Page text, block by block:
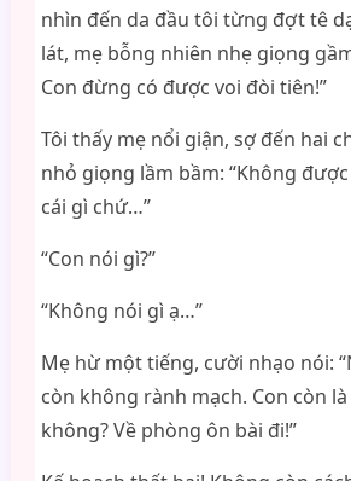
nhìn đến da đầu tôi từng đợt tê
lát, mẹ bỗng nhiên nhẹ giọng
Con đừng có được voi đòi tiên!”
Tôi thấy mẹ nổi giận, sợ đến hai
nhỏ giọng lầm bầm: “Không
cái gì chứ…”
“Con nói gì?”
“Không nói gì ạ…”
Mẹ hừ một tiếng, cười nhạo nói:
còn không rành mạch. Con còn
không? Về phòng ôn bài đi!”